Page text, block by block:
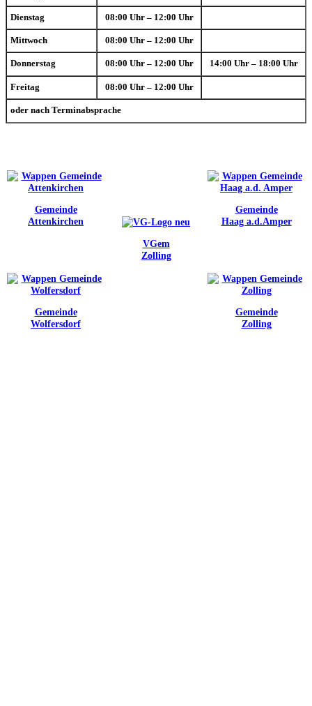
Dienstag 08:00 Uhr – 12:00 Uhr
Mittwoch 08:00 Uhr – 12:00 Uhr
Donnerstag 08:00 Uhr – 12:00 Uhr 14:00 Uhr – 18:00 Uhr
Freitag 08:00 Uhr – 12:00 Uhr
oder nach Terminabsprache
Gemeinde
Attenkirchen
VGem
Zolling
Gemeinde
Haag a.d.Amper
Gemeinde
Wolfersdorf
Gemeinde
Zolling